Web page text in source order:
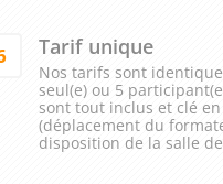
Tarif unique
Nos tarifs sont
seul(e) ou 5
sont tout inclus et clé
(déplacement du
disposition de la salle